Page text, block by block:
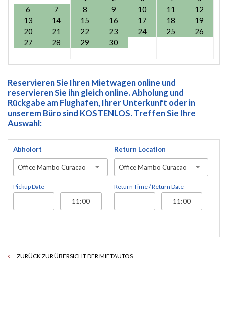
6
7 8 9 10 11
12
13
14 15 16 17 18
19
20
21 22 23 24 25
26
27
28 29 30
Reservieren Sie Ihren Mietwagen online und
reservieren Sie ihn gleich online. Abholung und
Rückgabe am Flughafen, Ihrer Unterkunft oder in
unserem Büro sind KOSTENLOS. Treffen Sie Ihre
Auswahl:
Abholort
Office Mambo Curacao
Pickup Date
Return Location
Office Mambo Curacao
Return Time / Return Date
ZURÜCK ZUR ÜBERSICHT DER MIETAUTOS